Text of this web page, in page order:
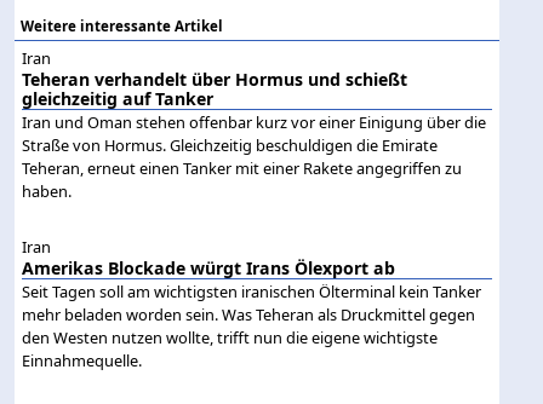
Weitere interessante Artikel
Iran
Teheran verhandelt über Hormus und schießt
gleichzeitig auf Tanker
Iran und Oman stehen offenbar kurz vor einer Einigung über die
Straße von Hormus. Gleichzeitig beschuldigen die Emirate
Teheran, erneut einen Tanker mit einer Rakete angegriffen zu
haben.
Iran
Amerikas Blockade würgt Irans Ölexport ab
Seit Tagen soll am wichtigsten iranischen Ölterminal kein Tanker
mehr beladen worden sein. Was Teheran als Druckmittel gegen
den Westen nutzen wollte, trifft nun die eigene wichtigste
Einnahmequelle.